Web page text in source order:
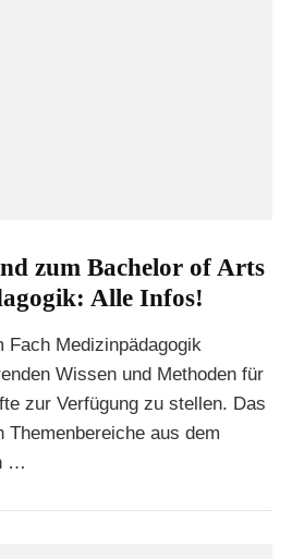
zum Bachelor of Arts
Alle Infos!
Fach Medizinpädagogik
Wissen und Methoden für
zur Verfügung zu stellen. Das
Themenbereiche aus dem
…